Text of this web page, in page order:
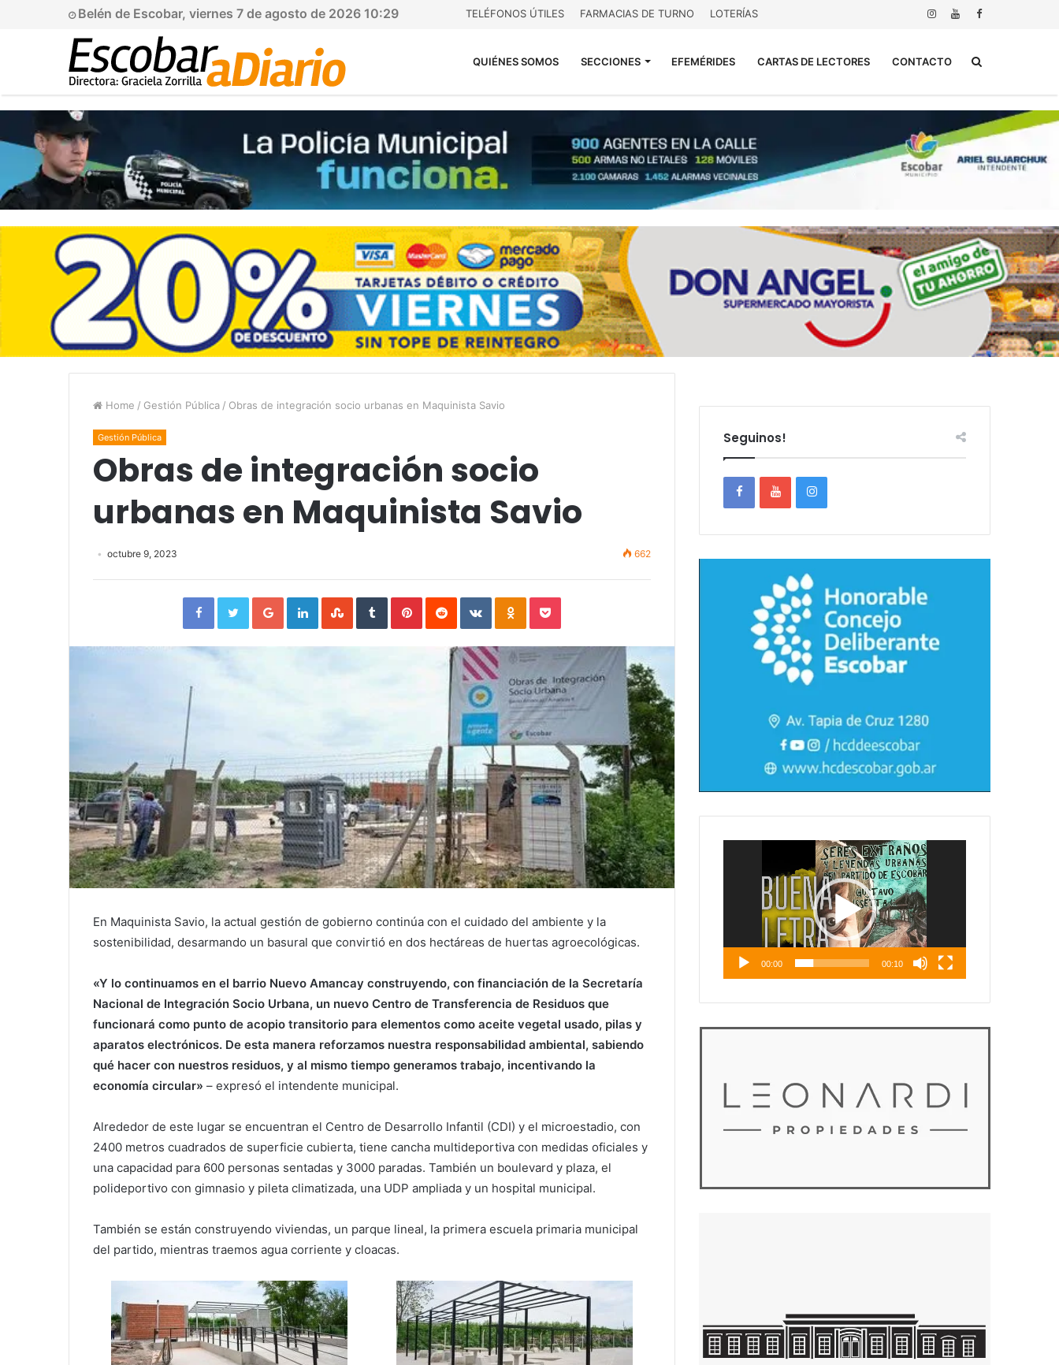
Belén de Escobar, viernes 7 de agosto de 2026 10:29 TELÉFONOS ÚTILES FARMACIAS DE TURNO LOTERÍAS
QUIÉNES SOMOS SECCIONES EFEMÉRIDES CARTAS DE LECTORES CONTACTO
Home / Gestión Pública / Obras de integración socio urbanas en Maquinista Savio
Gestión Pública
Obras de integración socio
urbanas en Maquinista Savio
octubre 9, 2023 662
FacebookTwitterGoogle+LinkedInStumbleUpon
TumblrPinterestReddit VKontakteOdnoklassniki
Pocket
En Maquinista Savio, la actual gestión de gobierno continúa con el cuidado del ambiente y la
sostenibilidad, desarmando un basural que convirtió en dos hectáreas de huertas agroecológicas.
«Y lo continuamos en el barrio Nuevo Amancay construyendo, con financiación de la Secretaría
Nacional de Integración Socio Urbana, un nuevo Centro de Transferencia de Residuos que
funcionará como punto de acopio transitorio para elementos como aceite vegetal usado, pilas y
aparatos electrónicos. De esta manera reforzamos nuestra responsabilidad ambiental, sabiendo
qué hacer con nuestros residuos, y al mismo tiempo generamos trabajo, incentivando la
economía circular» – expresó el intendente municipal.
Alrededor de este lugar se encuentran el Centro de Desarrollo Infantil (CDI) y el microestadio, con
2400 metros cuadrados de superficie cubierta, tiene cancha multideportiva con medidas oficiales y
una capacidad para 600 personas sentadas y 3000 paradas. También un boulevard y plaza, el
polideportivo con gimnasio y pileta climatizada, una UDP ampliada y un hospital municipal.
También se están construyendo viviendas, un parque lineal, la primera escuela primaria municipal
del partido, mientras traemos agua corriente y cloacas.
Seguinos!
00:00 00:10